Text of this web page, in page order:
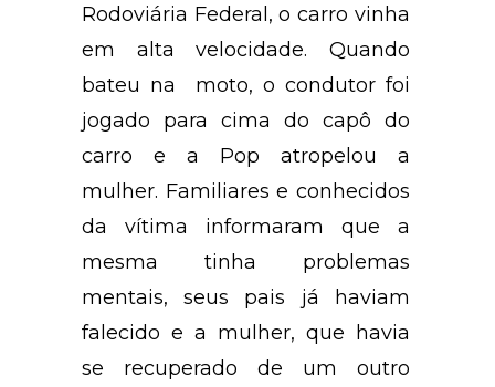
Rodoviária Federal, o carro vinha
em alta velocidade. Quando
bateu na moto, o condutor foi
jogado para cima do capô do
carro e a Pop atropelou a
mulher. Familiares e conhecidos
da vítima informaram que a
mesma tinha problemas
mentais, seus pais já haviam
falecido e a mulher, que havia
se recuperado de um outro